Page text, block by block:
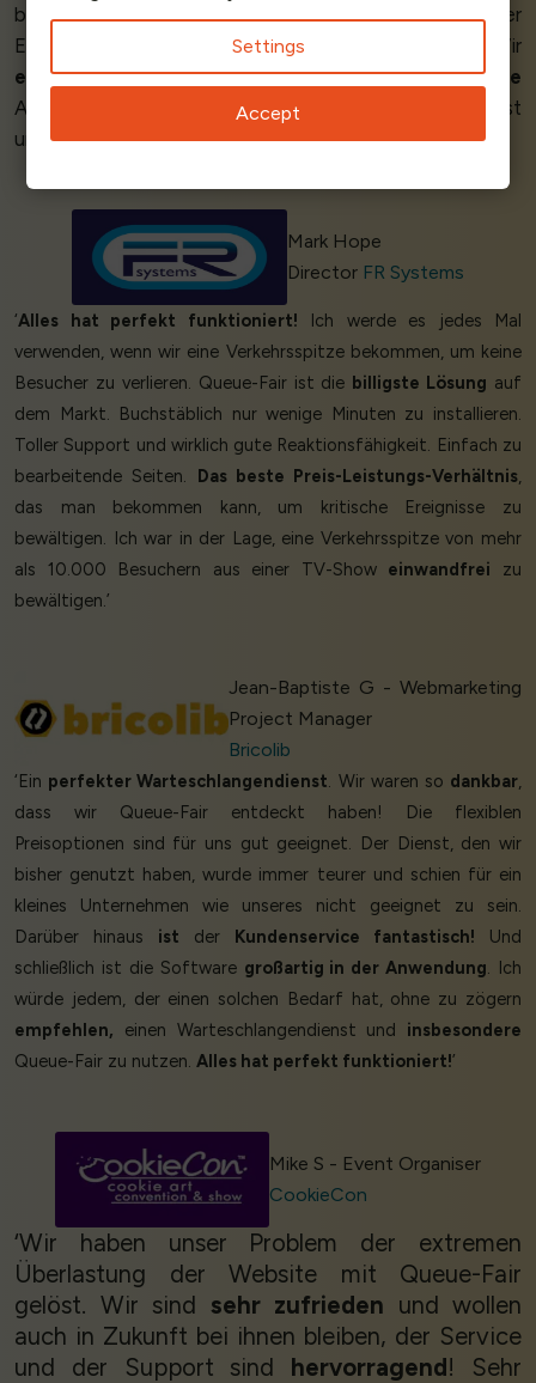
besten gefallen hat uns die Unterstützung bei der
Einrichtung und dieeinfache Bedienung
. Wir
empfehlenQueue-Fair, weil es eineexzellente
Alternative zu anderen Warteschlangen-Anbietern ist
undexzellenten Supportbietet.’
Mark Hope
Director FR Systems
‘Alles hat perfekt funktioniert! Ich werde es jedes Mal
verwenden, wenn wir eine Verkehrsspitze bekommen, um keine
Besucher zu verlieren. Queue-Fair ist die billigste Lösung auf
dem Markt. Buchstäblich nur wenige Minuten zu installieren.
Toller Support und wirklich gute Reaktionsfähigkeit. Einfach zu
bearbeitende Seiten. Das beste Preis-Leistungs-Verhältnis,
das man bekommen kann, um kritische Ereignisse zu
bewältigen. Ich war in der Lage, eine Verkehrsspitze von mehr
als 10.000 Besuchern aus einer TV-Show einwandfrei zu
bewältigen.’
Jean-Baptiste G - Webmarketing
Project Manager
Bricolib
‘Ein perfekter Warteschlangendienst. Wir waren so dankbar,
dass wir Queue-Fair entdeckt haben! Die flexiblen
Preisoptionen sind für uns gut geeignet. Der Dienst, den wir
bisher genutzt haben, wurde immer teurer und schien für ein
kleines Unternehmen wie unseres nicht geeignet zu sein.
Darüber hinaus ist der Kundenservice fantastisch! Und
schließlich ist die Software großartig in der Anwendung. Ich
würde jedem, der einen solchen Bedarf hat, ohne zu zögern
empfehlen, einen Warteschlangendienst und insbesondere
Queue-Fair zu nutzen. Alles hat perfekt funktioniert!’
Mike S - Event Organiser
CookieCon
‘Wir haben unser Problem der extremen
Überlastung der Website mit Queue-Fair
gelöst. Wir sind sehr zufrieden und wollen
auch in Zukunft bei ihnen bleiben, der Service
und der Support sind hervorragend! Sehr
Settings
Accept